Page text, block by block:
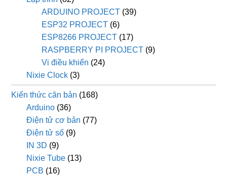
ARDUINO PROJECT (39)
ESP32 PROJECT (6)
ESP8266 PROJECT (17)
RASPBERRY PI PROJECT (9)
Vi điều khiển (24)
Nixie Clock (3)
Kiến thức căn bản (168)
Arduino (36)
Điện tử cơ bản (77)
Điện tử số (9)
IN 3D (9)
Nixie Tube (13)
PCB (16)